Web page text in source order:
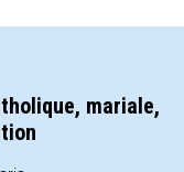
mariale,